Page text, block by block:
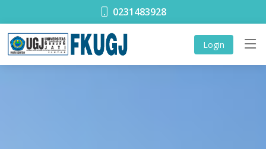
0231483928
Login